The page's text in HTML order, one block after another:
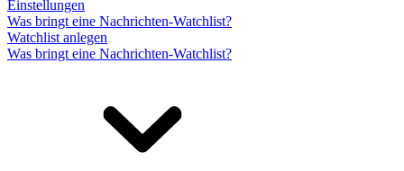
Einstellungen
Was bringt eine Nachrichten-Watchlist?
Watchlist anlegen
Was bringt eine Nachrichten-Watchlist?